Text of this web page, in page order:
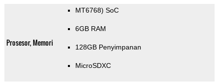
Prosesor, Memori
MT6768) SoC
6GB RAM
128GB Penyimpanan
MicroSDXC